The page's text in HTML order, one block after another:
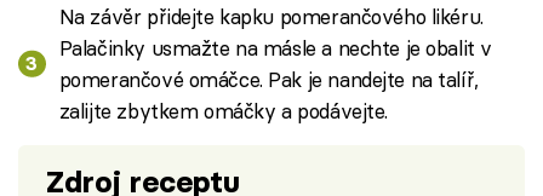
Na závěr přidejte kapku pomerančového likéru.
Palačinky usmažte na másle a nechte je obalit v
pomerančové omáčce. Pak je nandejte na talíř,
zalijte zbytkem omáčky a podávejte.
Zdroj receptu